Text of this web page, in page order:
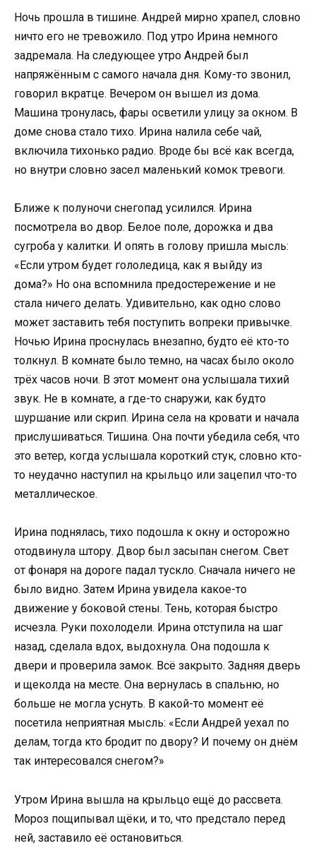
Ночь прошла в тишине. Андрей мирно храпел, словно
ничто его не тревожило. Под утро Ирина немного
задремала. На следующее утро Андрей был
напряжённым с самого начала дня. Кому-то звонил,
говорил вкратце. Вечером он вышел из дома.
Машина тронулась, фары осветили улицу за окном. В
доме снова стало тихо. Ирина налила себе чай,
включила тихонько радио. Вроде бы всё как всегда,
но внутри словно засел маленький комок тревоги.
Ближе к полуночи снегопад усилился. Ирина
посмотрела во двор. Белое поле, дорожка и два
сугроба у калитки. И опять в голову пришла мысль:
«Если утром будет гололедица, как я выйду из
дома?» Но она вспомнила предостережение и не
стала ничего делать. Удивительно, как одно слово
может заставить тебя поступить вопреки привычке.
Ночью Ирина проснулась внезапно, будто её кто-то
толкнул. В комнате было темно, на часах было около
трёх часов ночи. В этот момент она услышала тихий
звук. Не в комнате, а где-то снаружи, как будто
шуршание или скрип. Ирина села на кровати и начала
прислушиваться. Тишина. Она почти убедила себя, что
это ветер, когда услышала короткий стук, словно кто-
то неудачно наступил на крыльцо или зацепил что-то
металлическое.
Ирина поднялась, тихо подошла к окну и осторожно
отодвинула штору. Двор был засыпан снегом. Свет
от фонаря на дороге падал тускло. Сначала ничего не
было видно. Затем Ирина увидела какое-то
движение у боковой стены. Тень, которая быстро
исчезла. Руки похолодели. Ирина отступила на шаг
назад, сделала вдох, выдохнула. Она подошла к
двери и проверила замок. Всё закрыто. Задняя дверь
и щеколда на месте. Она вернулась в спальню, но
больше не могла уснуть. В какой-то момент её
посетила неприятная мысль: «Если Андрей уехал по
делам, тогда кто бродит по двору? И почему он днём
так интересовался снегом?»
Утром Ирина вышла на крыльцо ещё до рассвета.
Мороз пощипывал щёки, и то, что предстало перед
ней, заставило её остановиться.